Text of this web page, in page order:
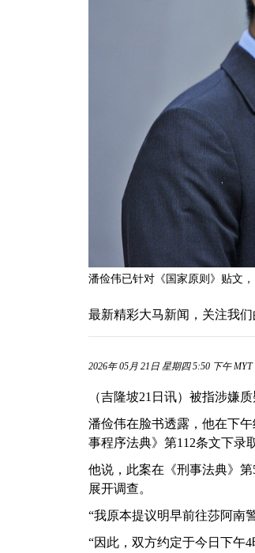
潘俭伟已针对《国家原则》贴文
最新精彩大马新闻，关注我们
2026年 05月 21日 星期四 5:50 下午 MYT
（吉隆坡21日讯）被指涉嫌
潘俭伟在脸书透露，他在下
事程序法典》第112条文下录
他说，此案在《刑事法典》第
展开调查。
“我原本提议明早前往莎阿南
“因此，双方约定于今日下午